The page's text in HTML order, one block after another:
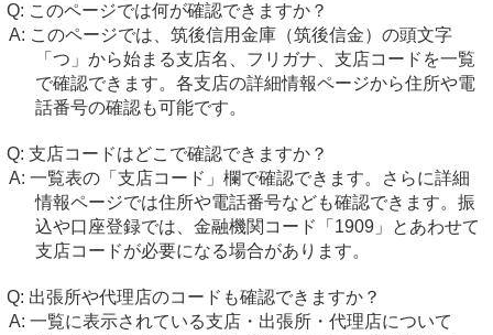
このページでは何が確認できますか？
このページでは、筑後信用金庫（筑後信金）の頭文字
「つ」から始まる支店名、フリガナ、支店コードを一覧
で確認できます。各支店の詳細情報ページから住所や電
話番号の確認も可能です。
支店コードはどこで確認できますか？
一覧表の「支店コード」欄で確認できます。さらに詳細
情報ページでは住所や電話番号なども確認できます。振
込や口座登録では、金融機関コード「1909」とあわせて
支店コードが必要になる場合があります。
出張所や代理店のコードも確認できますか？
一覧に表示されている支店・出張所・代理店について